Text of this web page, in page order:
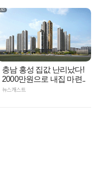
충남 홍성 집값 난리났다!
2000만원으로 내집 마련..
뉴스캐스트